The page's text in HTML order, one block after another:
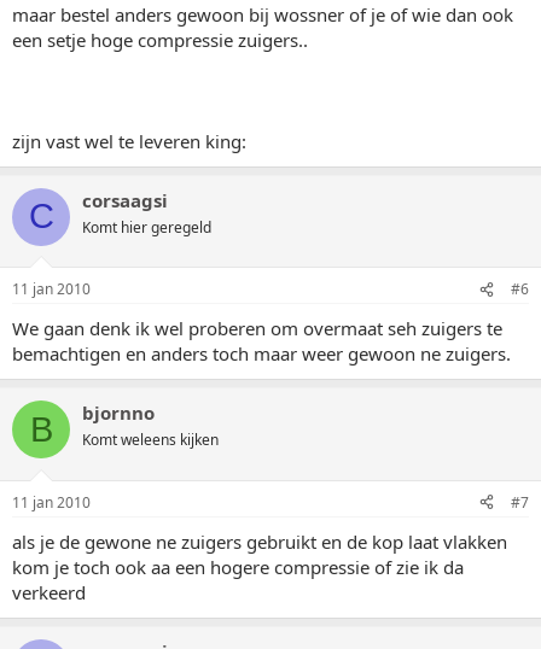
maar bestel anders gewoon bij wossner of je of wie dan ook
een setje hoge compressie zuigers..
zijn vast wel te leveren king:
C corsaagsi
Komt hier geregeld
11 jan 2010 #6
We gaan denk ik wel proberen om overmaat seh zuigers te
bemachtigen en anders toch maar weer gewoon ne zuigers.
B bjornno
Komt weleens kijken
11 jan 2010 #7
als je de gewone ne zuigers gebruikt en de kop laat vlakken
kom je toch ook aa een hogere compressie of zie ik da
verkeerd